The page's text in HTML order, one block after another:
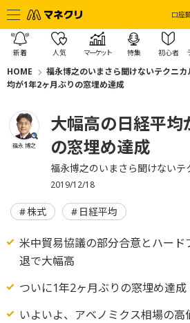
口座
新着 人気 マーケット 特集 初心者
HOME 福永博之のいまさら聞けないテクニカ
均が1年2ヶ月ぶりの窓埋め達成
福永 博之
大幅高の日経平均
の窓埋め達成
福永博之のいまさら聞けないテ
2019/12/18
株式 日経平均
米中貿易協議の部分合意とハー
退で大幅高
ついに1年2ヶ月ぶりの窓埋め達成
いよいよ、アベノミクス相場の高